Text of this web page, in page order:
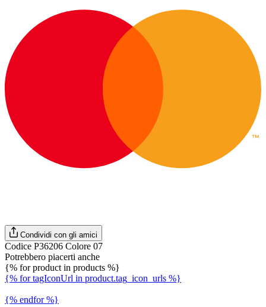
Condividi con gli amici
Codice P36206 Colore 07
Potrebbero piacerti anche
{% for product in products %}
{% for tagIconUrl in product.tag_icon_urls %}
{% endfor %}